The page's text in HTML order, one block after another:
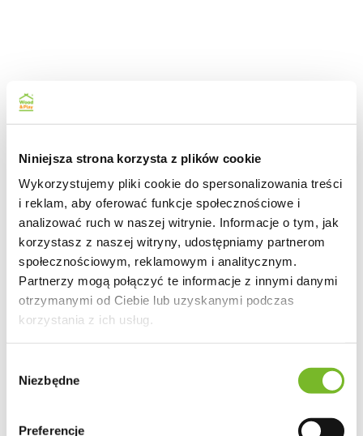
Niniejsza strona korzysta z plików cookie
Wykorzystujemy pliki cookie do spersonalizowania treści
i reklam, aby oferować funkcje społecznościowe i
analizować ruch w naszej witrynie. Informacje o tym, jak
korzystasz z naszej witryny, udostępniamy partnerom
społecznościowym, reklamowym i analitycznym.
Partnerzy mogą połączyć te informacje z innymi danymi
otrzymanymi od Ciebie lub uzyskanymi podczas
korzystania z ich usług.
zgody
Niezbędne
Preferencje